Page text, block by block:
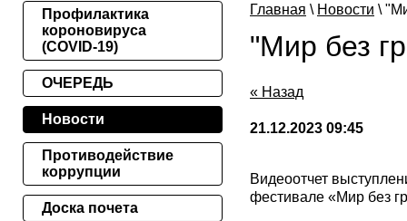
Главная \ Новости \
"Мир без
« Назад
21.12.2023 09:45
Видеоотчет
фестивале «Мир без
Профилактика
короновируса
(COVID-19)
ОЧЕРЕДЬ
Новости
Противодействие
коррупции
Доска почета